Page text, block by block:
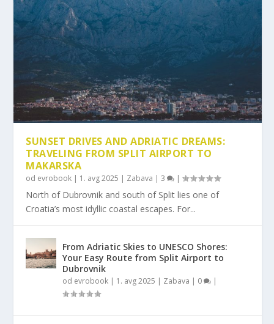
SUNSET DRIVES AND ADRIATIC DREAMS:
TRAVELING FROM SPLIT AIRPORT TO
MAKARSKA
od evrobook | 1. avg 2025 | Zabava |3 |
North of Dubrovnik and south of Split lies one of
Croatia’s most idyllic coastal escapes. For...
From Adriatic Skies to UNESCO Shores:
Your Easy Route from Split Airport to
Dubrovnik
od evrobook | 1. avg 2025 | Zabava | 0 |